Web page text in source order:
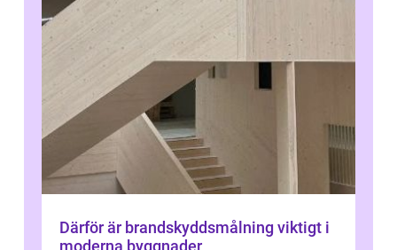
Därför är brandskyddsmålning viktigt i
moderna byggnader